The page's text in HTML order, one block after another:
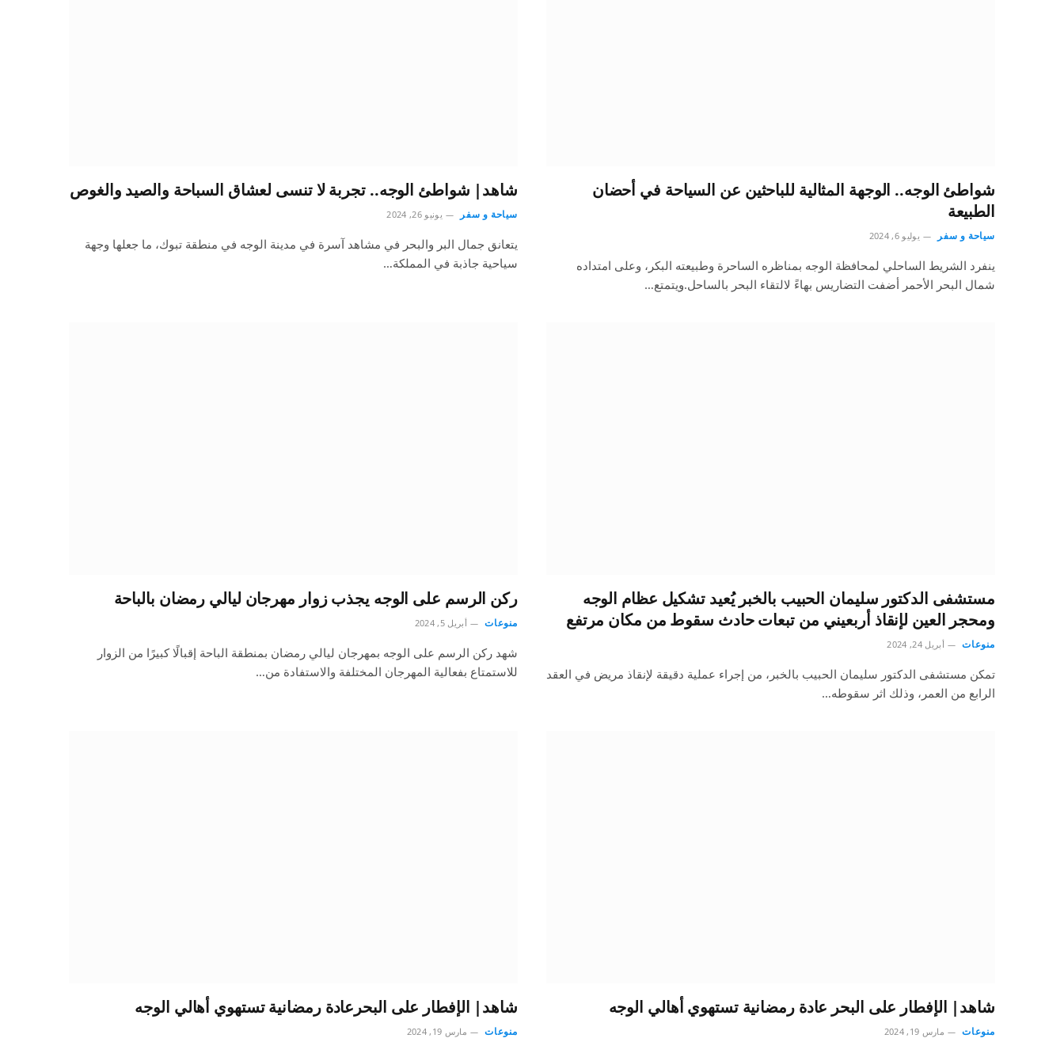
شواطئ الوجه.. الوجهة المثالية للباحثين عن السياحة في أحضان
الطبيعة
سياحة و سفر يوليو 6, 2024
ينفرد الشريط الساحلي لمحافظة الوجه بمناظره الساحرة وطبيعته البكر، وعلى امتداده
شمال البحر الأحمر أضفت التضاريس بهاءً لالتقاء البحر بالساحل.ويتمتع…
شاهد| شواطئ الوجه.. تجربة لا تنسى لعشاق السباحة والصيد والغوص
سياحة و سفر يونيو 26, 2024
يتعانق جمال البر والبحر في مشاهد آسرة في مدينة الوجه في منطقة تبوك، ما جعلها وجهة
سياحية جاذبة في المملكة…
مستشفى الدكتور سليمان الحبيب بالخبر يُعيد تشكيل عظام الوجه
ومحجر العين لإنقاذ أربعيني من تبعات حادث سقوط من مكان مرتفع
منوعات أبريل 24, 2024
تمكن مستشفى الدكتور سليمان الحبيب بالخبر، من إجراء عملية دقيقة لإنقاذ مريض في العقد
الرابع من العمر، وذلك اثر سقوطه…
ركن الرسم على الوجه يجذب زوار مهرجان ليالي رمضان بالباحة
منوعات أبريل 5, 2024
شهد ركن الرسم على الوجه بمهرجان ليالي رمضان بمنطقة الباحة إقبالًا كبيرًا من الزوار
للاستمتاع بفعالية المهرجان المختلفة والاستفادة من…
شاهد| الإفطار على البحر عادة رمضانية تستهوي أهالي الوجه
منوعات مارس 19, 2024
شاهد| الإفطار على البحرعادة رمضانية تستهوي أهالي الوجه
منوعات مارس 19, 2024